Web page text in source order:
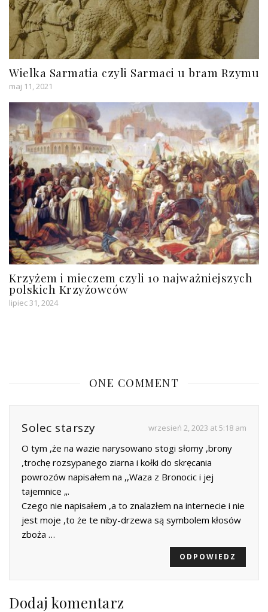
Wielka Sarmatia czyli Sarmaci u bram Rzymu
maj 11, 2021
Krzyżem i mieczem czyli 10 najważniejszych
polskich Krzyżowców
lipiec 31, 2024
ONE COMMENT
Solec starszy wrzesień 2, 2023 at 5:18 am
O tym ,że na wazie narysowano stogi słomy ,brony
,trochẹ rozsypanego ziarna i kołki do skrẹcania
powrozów napisałem na ,,Waza z Bronocic i jej
tajemnice „.
Czego nie napisałem ,a to znalazłem na internecie i nie
jest moje ,to że te niby-drzewa są symbolem kłosów
zboża …
ODPOWIEDZ
Dodaj komentarz